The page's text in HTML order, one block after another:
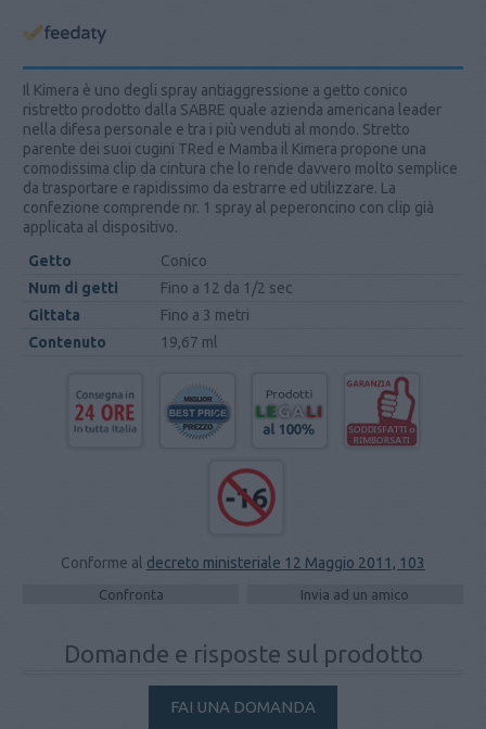
Il Kimera è uno degli spray antiaggressione a getto conico
ristretto prodotto dalla SABRE quale azienda americana leader
nella difesa personale e tra i più venduti al mondo. Stretto
parente dei suoi cugini TRed e Mamba il Kimera propone una
comodissima clip da cintura che lo rende davvero molto semplice
da trasportare e rapidissimo da estrarre ed utilizzare. La
confezione comprende nr. 1 spray al peperoncino con clip già
applicata al dispositivo.
Getto
Conico
Num di getti
Fino a 12 da 1/2 sec
Gittata
Fino a 3 metri
Contenuto
19,67 ml
Conforme al decreto ministeriale 12 Maggio 2011, 103
Domande e risposte sul prodotto
FAI UNA DOMANDA